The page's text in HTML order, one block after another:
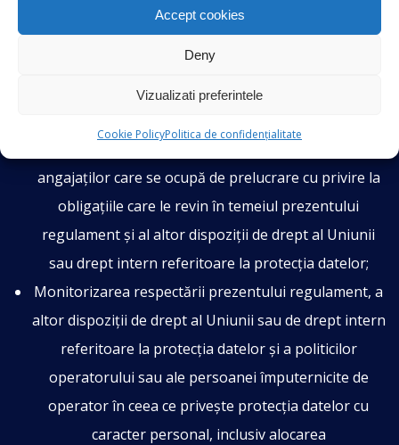
Accept cookies
Deny
Vizualizati preferintele
Cookie PolicyPolitica de confidențialitate
Sarcinile responsabilului cu protecția
angajaților care se ocupă de prelucrare cu privire la
obligațiile care le revin în temeiul prezentului
regulament și al altor dispoziții de drept al Uniunii
sau drept intern referitoare la protecția datelor;
Monitorizarea respectării prezentului regulament, a
altor dispoziții de drept al Uniunii sau de drept intern
referitoare la protecția datelor și a politicilor
operatorului sau ale persoanei împuternicite de
operator în ceea ce privește protecția datelor cu
caracter personal, inclusiv alocarea